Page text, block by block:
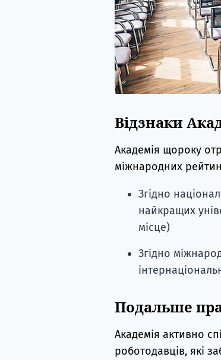
Відзнаки
Академія щороку
міжнародних
Згідно
найкращих
місце)
Згідно
Подальше
Академія активно
роботодавців, які